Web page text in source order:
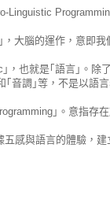
Linguistic
，大腦的運作，意即
｣，也就是｢語言｣。除
｢音調｣等，不是以語
｣。意指存
五感與語言的體驗，